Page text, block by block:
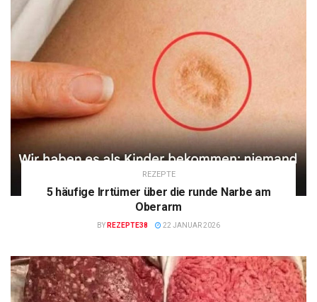
REZEPTE
5 häufige Irrtümer über die runde Narbe am
Oberarm
BY REZEPTE38 22 JANUAR 2026